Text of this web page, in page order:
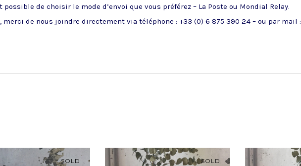
de choisir le mode d’envoi que vous préférez – La Poste ou Mondial Relay.
de nous joindre directement via téléphone : +33 (0) 6 875 390 24 – ou par mail :
SOLD SOLD